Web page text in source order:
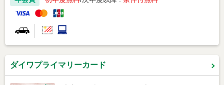
ダイワプライマリーカード